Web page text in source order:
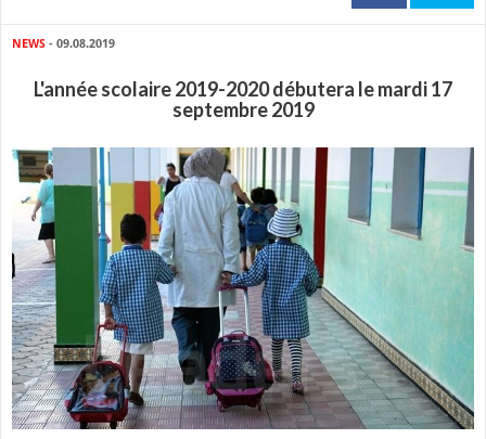
NEWS - 09.08.2019
L'année scolaire 2019-2020 débutera le mardi 17
septembre 2019